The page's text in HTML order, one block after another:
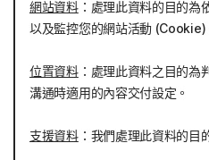
網站資料：處理此資料的目的為
以及監控您的網站活動 (Cookie)
位置資料：處理此資料之目的為
溝通時適用的內容交付設定。
支援資料：我們處理此資料的目